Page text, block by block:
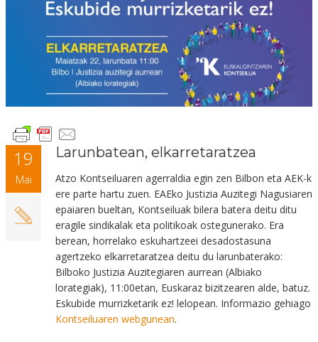
19
Mai
Larunbatean, elkarretaratzea
Atzo Kontseiluaren agerraldia egin zen Bilbon eta AEK-k
ere parte hartu zuen. EAEko Justizia Auzitegi Nagusiaren
epaiaren bueltan, Kontseiluak bilera batera deitu ditu
eragile sindikalak eta politikoak ostegunerako. Era
berean, horrelako eskuhartzeei desadostasuna
agertzeko elkarretaratzea deitu du larunbaterako:
Bilboko Justizia Auzitegiaren aurrean (Albiako
lorategiak), 11:00etan, Euskaraz bizitzearen alde, batuz.
Eskubide murrizketarik ez! lelopean. Informazio gehiago
Kontseiluaren webgunean.